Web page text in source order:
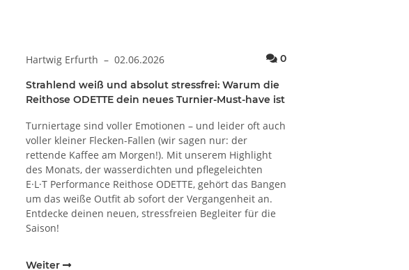
Hartwig Erfurth – 02.06.2026 0Kommentare zum
Strahlend weiß und absolut stressfrei: Warum die
Reithose ODETTE dein neues Turnier-Must-have ist
Turniertage sind voller Emotionen – und leider oft auch
voller kleiner Flecken-Fallen (wir sagen nur: der
rettende Kaffee am Morgen!). Mit unserem Highlight
des Monats, der wasserdichten und pflegeleichten
E·L·T Performance Reithose ODETTE, gehört das Bangen
um das weiße Outfit ab sofort der Vergangenheit an.
Entdecke deinen neuen, stressfreien Begleiter für die
Saison!
Weiter